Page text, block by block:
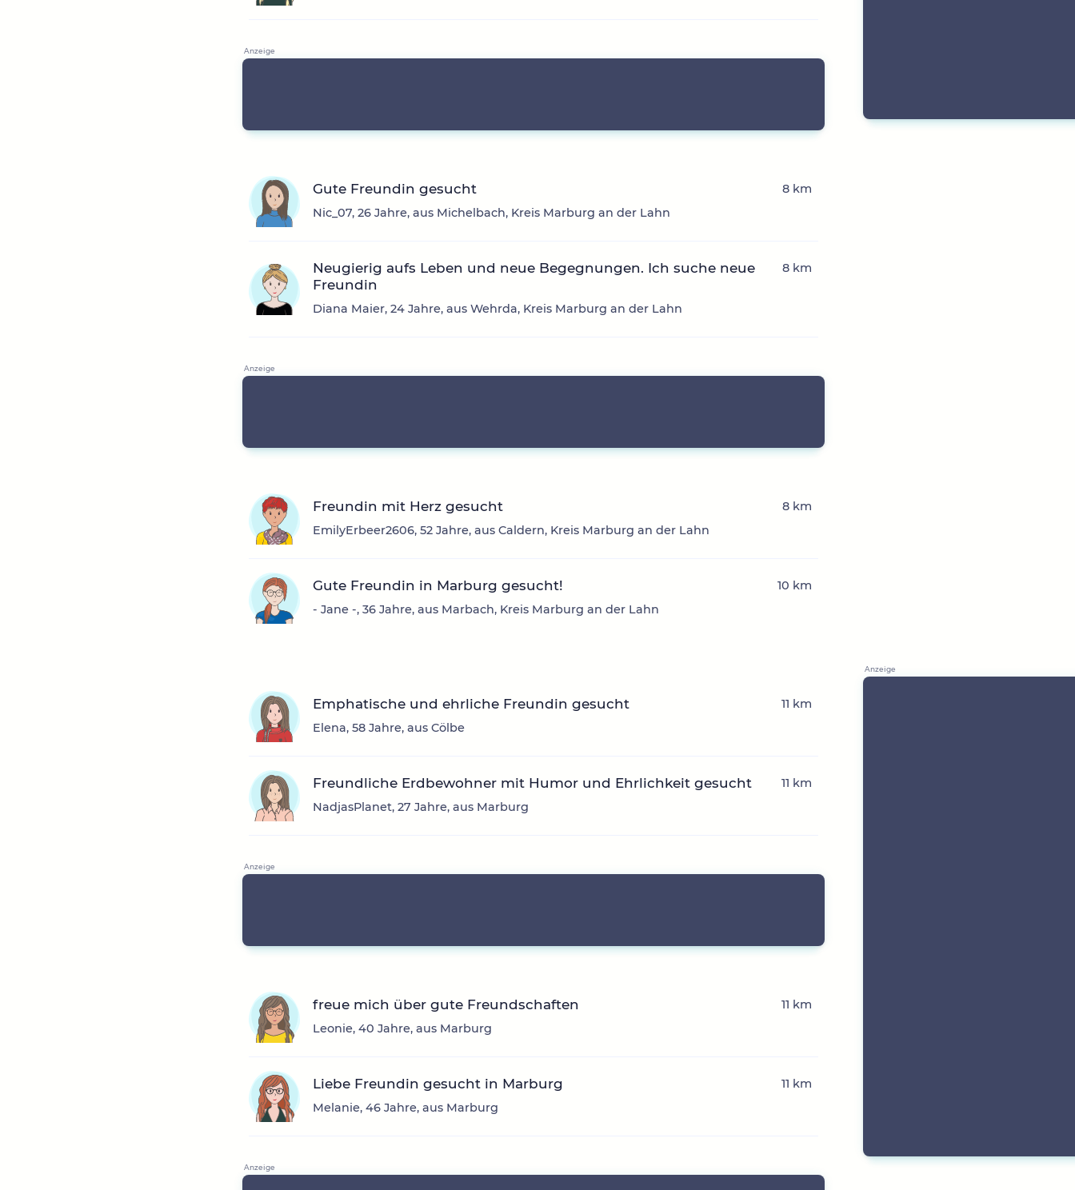
Gute Freundin gesucht
Nic_07, 26 Jahre, aus Michelbach, Kreis Marburg an der Lahn
8 km
Neugierig aufs Leben und neue Begegnungen. Ich suche neue
Freundin
Diana Maier, 24 Jahre, aus Wehrda, Kreis Marburg an der Lahn
8 km
Freundin mit Herz gesucht
EmilyErbeer2606, 52 Jahre, aus Caldern, Kreis Marburg an der Lahn
8 km
Gute Freundin in Marburg gesucht!
- Jane -, 36 Jahre, aus Marbach, Kreis Marburg an der Lahn
10 km
Emphatische und ehrliche Freundin gesucht
Elena, 58 Jahre, aus Cölbe
11 km
Freundliche Erdbewohner mit Humor und Ehrlichkeit gesucht
NadjasPlanet, 27 Jahre, aus Marburg
11 km
freue mich über gute Freundschaften
Leonie, 40 Jahre, aus Marburg
11 km
Liebe Freundin gesucht in Marburg
Melanie, 46 Jahre, aus Marburg
11 km